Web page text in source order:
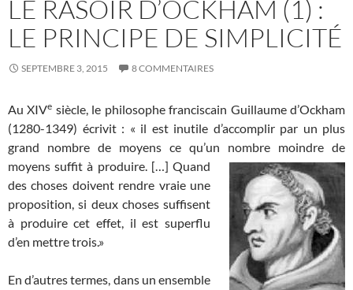
LE RASOIR D’OCKHAM (1) :
LE PRINCIPE DE SIMPLICITÉ
SEPTEMBRE 3, 2015 8 COMMENTAIRES
Au XIVe siècle, le philosophe franciscain Guillaume d’Ockham
(1280-1349) écrivit : « il est inutile d’accomplir par un plus
grand nombre de moyens ce qu’un nombre moindre de
moyens suffit à produire. […] Quand
des choses doivent rendre vraie une
proposition, si deux choses suffisent
à produire cet effet, il est superflu
d’en mettre trois.»
En d’autres termes, dans un ensemble